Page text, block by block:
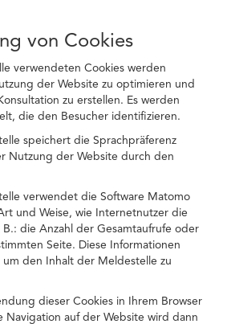
von Cookies
verwendeten Cookies werden
der Website zu optimieren und
zu erstellen. Es werden
die den Besucher identifizieren.
speichert die Sprachpräferenz
Nutzung der Website durch den
verwendet die Software Matomo
und Weise, wie Internetnutzer die
die Anzahl der Gesamtaufrufe oder
Seite. Diese Informationen
den Inhalt der Meldestelle zu
dieser Cookies in Ihrem Browser
Navigation auf der Website wird dann